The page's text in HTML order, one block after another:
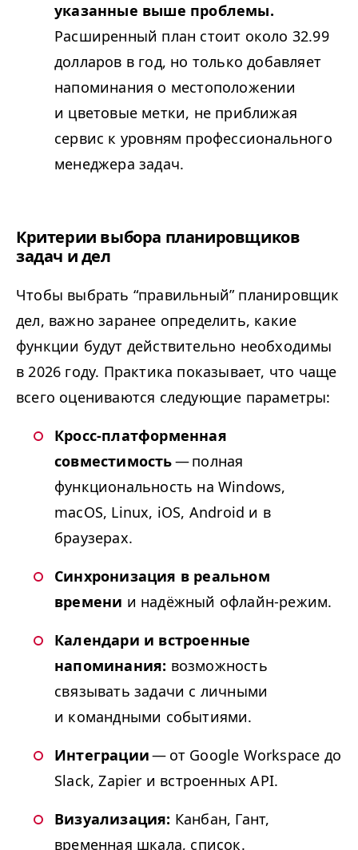
указанные выше проблемы.
Расширенный план стоит около 32.99
долларов в год, но только добавляет
напоминания о местоположении
и цветовые метки, не приближая
сервис к уровням профессионального
менеджера задач.
Критерии выбора планировщиков
задач и дел
Чтобы выбрать “правильный” планировщик
дел, важно заранее определить, какие
функции будут действительно необходимы
в 2026 году. Практика показывает, что чаще
всего оцениваются следующие параметры:
Кросс-платформенная
совместимость— полная
функциональность на Windows,
macOS, Linux, iOS, Android и в
браузерах.
Синхронизация в реальном
времени и надёжный офлайн-режим.
Календари и встроенные
напоминания: возможность
связывать задачи с личными
и командными событиями.
Интеграции— от Google Workspace до
Slack, Zapier и встроенныхAPI.
Визуализация: Канбан, Гант,
временная шкала, список.